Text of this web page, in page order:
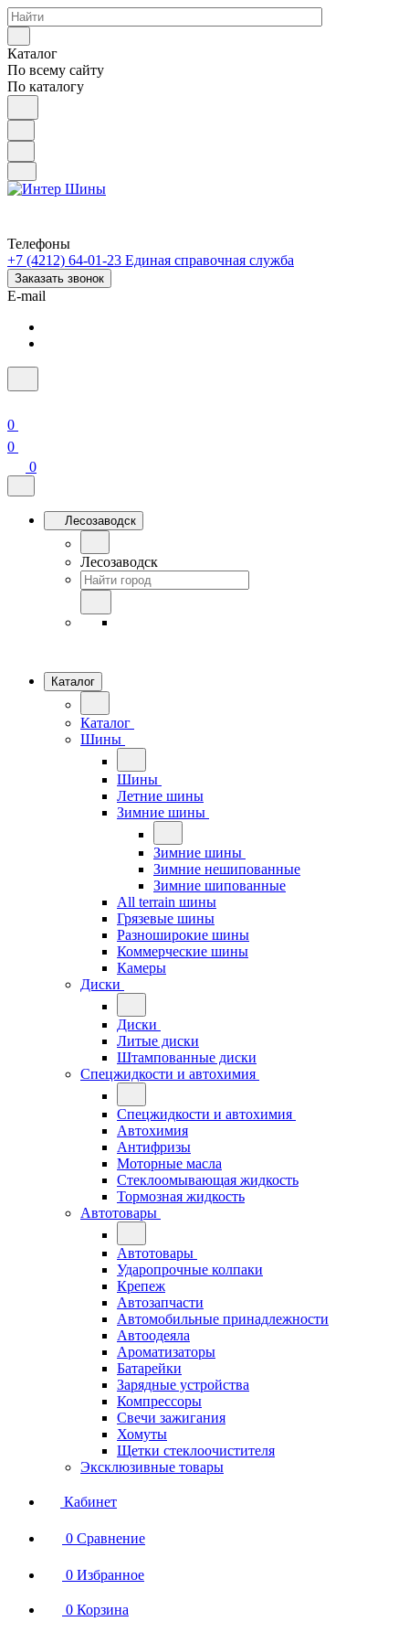
Каталог
По всему сайту
По каталогу
Телефоны
+7 (4212) 64-01-23 Единая справочная служба
Заказать звонок
E-mail
0
0
0
Лесозаводск
Лесозаводск
Каталог
Каталог
Шины
Шины
Летние шины
Зимние шины
Зимние шины
Зимние нешипованные
Зимние шипованные
All terrain шины
Грязевые шины
Разноширокие шины
Коммерческие шины
Камеры
Диски
Диски
Литые диски
Штампованные диски
Спецжидкости и автохимия
Спецжидкости и автохимия
Автохимия
Антифризы
Моторные масла
Стеклоомывающая жидкость
Тормозная жидкость
Автотовары
Автотовары
Ударопрочные колпаки
Крепеж
Автозапчасти
Автомобильные принадлежности
Автоодеяла
Ароматизаторы
Батарейки
Зарядные устройства
Компрессоры
Свечи зажигания
Хомуты
Щетки стеклоочистителя
Эксклюзивные товары
Кабинет
0 Сравнение
0 Избранное
0 Корзина